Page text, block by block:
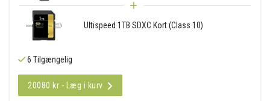
Ultispeed 1TB SDXC Kort (Class 10)
6 Tilgængelig
20080 kr - Læg i kurv